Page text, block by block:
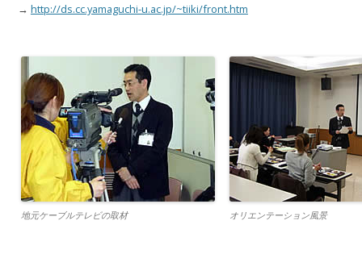
→ http://ds.cc.yamaguchi-u.ac.jp/~tiiki/front.htm
地元ケーブルテレビの取材 オリエンテーション風景